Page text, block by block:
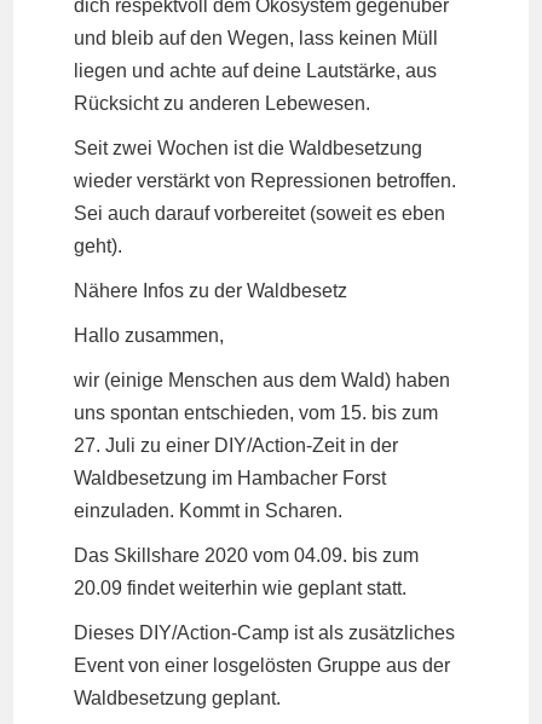
dich respektvoll dem Ökosystem gegenüber
und bleib auf den Wegen, lass keinen Müll
liegen und achte auf deine Lautstärke, aus
Rücksicht zu anderen Lebewesen.
Seit zwei Wochen ist die Waldbesetzung
wieder verstärkt von Repressionen betroffen.
Sei auch darauf vorbereitet (soweit es eben
geht).
Nähere Infos zu der Waldbesetz
Hallo zusammen,
wir (einige Menschen aus dem Wald) haben
uns spontan entschieden, vom 15. bis zum
27. Juli zu einer DIY/Action-Zeit in der
Waldbesetzung im Hambacher Forst
einzuladen. Kommt in Scharen.
Das Skillshare 2020 vom 04.09. bis zum
20.09 findet weiterhin wie geplant statt.
Dieses DIY/Action-Camp ist als zusätzliches
Event von einer losgelösten Gruppe aus der
Waldbesetzung geplant.